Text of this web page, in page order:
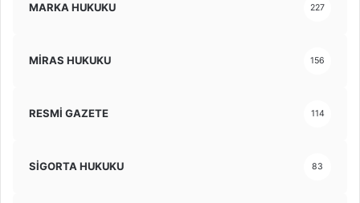
MARKA HUKUKU 227
MİRAS HUKUKU 156
RESMİ GAZETE 114
SİGORTA HUKUKU 83